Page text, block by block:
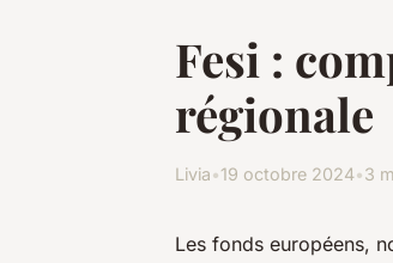
Fesi :
régionale
Livia•19 octobre 2024•3
Les fonds européens,